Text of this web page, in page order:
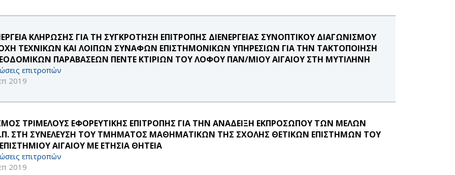
ΚΛΗΡΩΣΗΣ ΓΙΑ ΤΗ ΣΥΓΚΡΟΤΗΣΗ ΕΠΙΤΡΟΠΗΣ ΔΙΕΝΕΡΓΕΙΑΣ ΣΥΝΟΠΤΙΚΟΥ ΔΙΑΓΩΝΙΣΜΟΥ
ΤΕΧΝΙΚΩΝ ΚΑΙ ΛΟΙΠΩΝ ΣΥΝΑΦΩΝ ΕΠΙΣΤΗΜΟΝΙΚΩΝ ΥΠΗΡΕΣΙΩΝ ΓΙΑ ΤΗΝ ΤΑΚΤΟΠΟΙΗΣΗ
ΠΑΡΑΒΑΣΕΩΝ ΠΕΝΤΕ ΚΤΙΡΙΩΝ ΤΟΥ ΛΟΦΟΥ ΠΑΝ/ΜΙΟΥ ΑΙΓΑΙΟΥ ΣΤΗ ΜΥΤΙΛΗΝΗ
επιτροπών
2019
ΤΡΙΜΕΛΟΥΣ ΕΦΟΡΕΥΤΙΚΗΣ ΕΠΙΤΡΟΠΗΣ ΓΙΑ ΤΗΝ ΑΝΑΔΕΙΞΗ ΕΚΠΡΟΣΩΠΟΥ ΤΩΝ ΜΕΛΩΝ
ΣΤΗ ΣΥΝΕΛΕΥΣΗ ΤΟΥ ΤΜΗΜΑΤΟΣ ΜΑΘΗΜΑΤΙΚΩΝ ΤΗΣ ΣΧΟΛΗΣ ΘΕΤΙΚΩΝ ΕΠΙΣΤΗΜΩΝ ΤΟΥ
ΑΙΓΑΙΟΥ ΜΕ ΕΤΗΣΙΑ ΘΗΤΕΙΑ
επιτροπών
2019